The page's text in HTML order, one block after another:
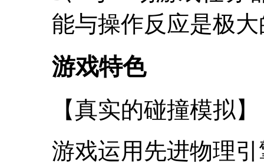
能与操作反应是极
游戏特色
【真实的碰撞模拟】
游戏运用先进物理